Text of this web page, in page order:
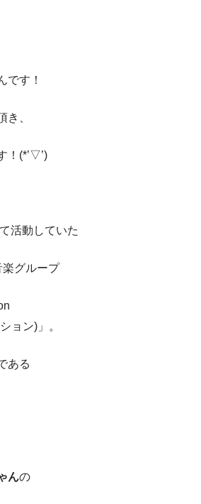
です！
き、
！(*’▽’)
活動していた
グループ
ョン)」。
ある
んの